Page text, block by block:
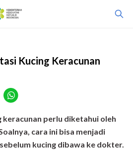
Kucing Keracunan
keracunan perlu diketahui oleh
cara ini bisa menjadi
kucing dibawa ke dokter.